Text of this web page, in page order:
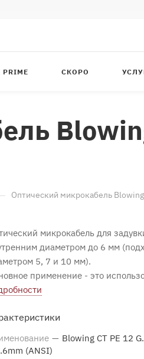
СКОРО
Оптический микрокабель
микрокабель для
диаметром до 6 мм
5, 7 и 10 мм).
применение - это
кабеля в качестве
— Blowing CT PE 12
(ANSI)